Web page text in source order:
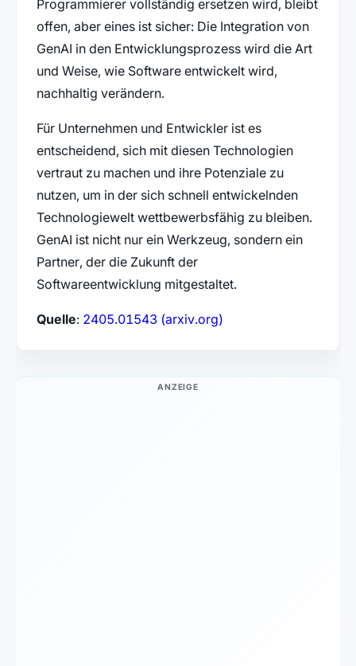
Programmierer vollständig ersetzen wird, bleibt
offen, aber eines ist sicher: Die Integration von
GenAI in den Entwicklungsprozess wird die Art
und Weise, wie Software entwickelt wird,
nachhaltig verändern.
Für Unternehmen und Entwickler ist es
entscheidend, sich mit diesen Technologien
vertraut zu machen und ihre Potenziale zu
nutzen, um in der sich schnell entwickelnden
Technologiewelt wettbewerbsfähig zu bleiben.
GenAI ist nicht nur ein Werkzeug, sondern ein
Partner, der die Zukunft der
Softwareentwicklung mitgestaltet.
Quelle: 2405.01543 (arxiv.org)(öffnet in neuem Tab)
ANZEIGE